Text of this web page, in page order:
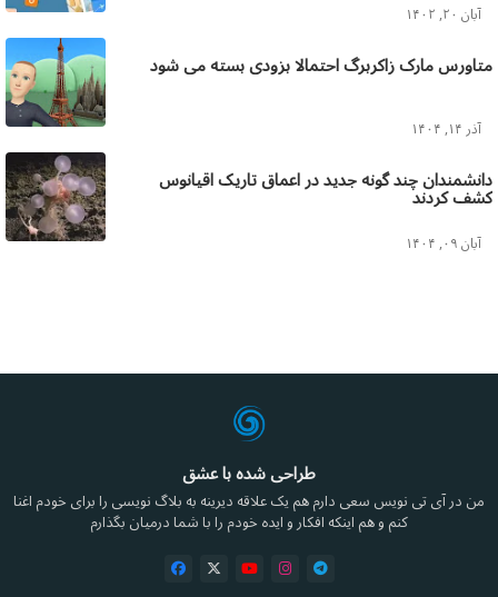
آبان ۲۰, ۱۴۰۲
متاورس مارک زاکربرگ احتمالا بزودی بسته می شود
آذر ۱۴, ۱۴۰۴
دانشمندان چند گونه جدید در اعماق تاریک اقیانوس
کشف کردند
آبان ۰۹, ۱۴۰۴
طراحی شده با عشق
من در آی تی نویس سعی دارم هم یک علاقه دیرینه به بلاگ نویسی را برای خودم اغنا
کنم و هم اینکه افکار و ایده خودم را با شما درمیان بگذارم